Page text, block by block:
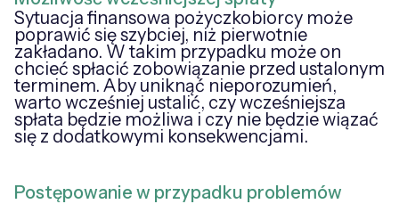
Sytuacja finansowa pożyczkobiorcy może
poprawić się szybciej, niż pierwotnie
zakładano. W takim przypadku może on
chcieć spłacić zobowiązanie przed ustalonym
terminem. Aby uniknąć nieporozumień,
warto wcześniej ustalić, czy wcześniejsza
spłata będzie możliwa i czy nie będzie wiązać
się z dodatkowymi konsekwencjami.
Postępowanie w przypadku problemów